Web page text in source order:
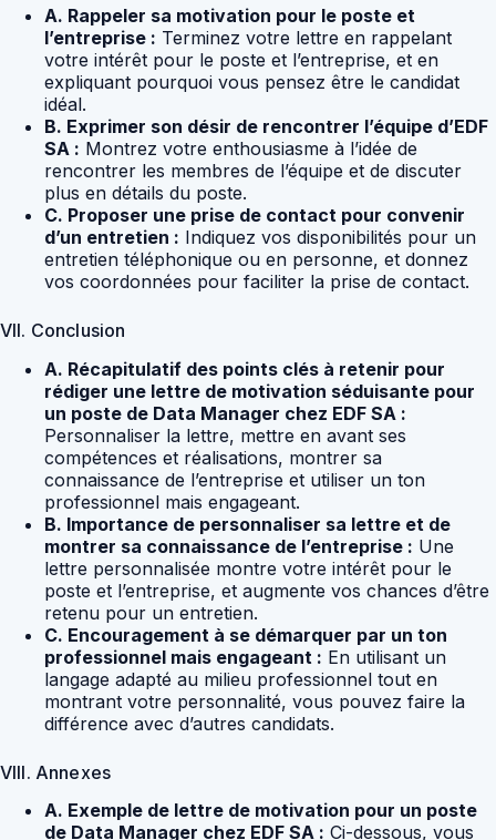
A. Rappeler sa motivation pour le poste et
l’entreprise : Terminez votre lettre en rappelant
votre intérêt pour le poste et l’entreprise, et en
expliquant pourquoi vous pensez être le candidat
idéal.
B. Exprimer son désir de rencontrer l’équipe d’EDF
SA : Montrez votre enthousiasme à l’idée de
rencontrer les membres de l’équipe et de discuter
plus en détails du poste.
C. Proposer une prise de contact pour convenir
d’un entretien : Indiquez vos disponibilités pour un
entretien téléphonique ou en personne, et donnez
vos coordonnées pour faciliter la prise de contact.
VII. Conclusion
A. Récapitulatif des points clés à retenir pour
rédiger une lettre de motivation séduisante pour
un poste de Data Manager chez EDF SA :
Personnaliser la lettre, mettre en avant ses
compétences et réalisations, montrer sa
connaissance de l’entreprise et utiliser un ton
professionnel mais engageant.
B. Importance de personnaliser sa lettre et de
montrer sa connaissance de l’entreprise : Une
lettre personnalisée montre votre intérêt pour le
poste et l’entreprise, et augmente vos chances d’être
retenu pour un entretien.
C. Encouragement à se démarquer par un ton
professionnel mais engageant : En utilisant un
langage adapté au milieu professionnel tout en
montrant votre personnalité, vous pouvez faire la
différence avec d’autres candidats.
VIII. Annexes
A. Exemple de lettre de motivation pour un poste
de Data Manager chez EDF SA : Ci-dessous, vous